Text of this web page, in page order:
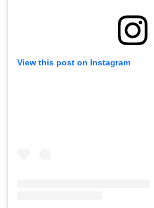
View this post on Instagram